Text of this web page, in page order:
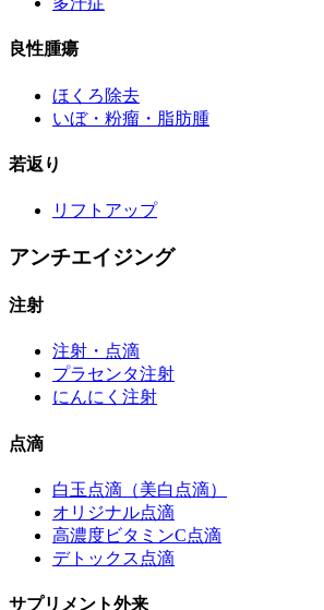
良性腫瘍
ほくろ除去
いぼ・粉瘤・脂肪腫
若返り
リフトアップ
アンチエイジング
注射
注射・点滴
プラセンタ注射
にんにく注射
点滴
白玉点滴（美白点滴）
オリジナル点滴
高濃度ビタミンC点滴
デトックス点滴
サプリメント外来